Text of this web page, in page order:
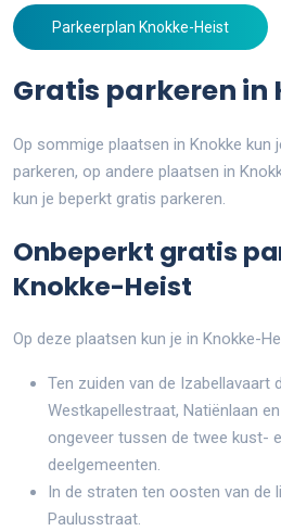
Parkeerplan Knokke-Heist
Gratis parkeren in
Op sommige plaatsen in Knokke kun
parkeren, op andere plaatsen in
kun je beperkt gratis parkeren.
Onbeperkt gratis
Knokke-Heist
Op deze plaatsen kun je in Knokke-
Ten zuiden van de Izabellavaart
Westkapellestraat, Natiënlaan
ongeveer tussen de twee kust-
deelgemeenten.
In de straten ten oosten van de
Paulusstraat.